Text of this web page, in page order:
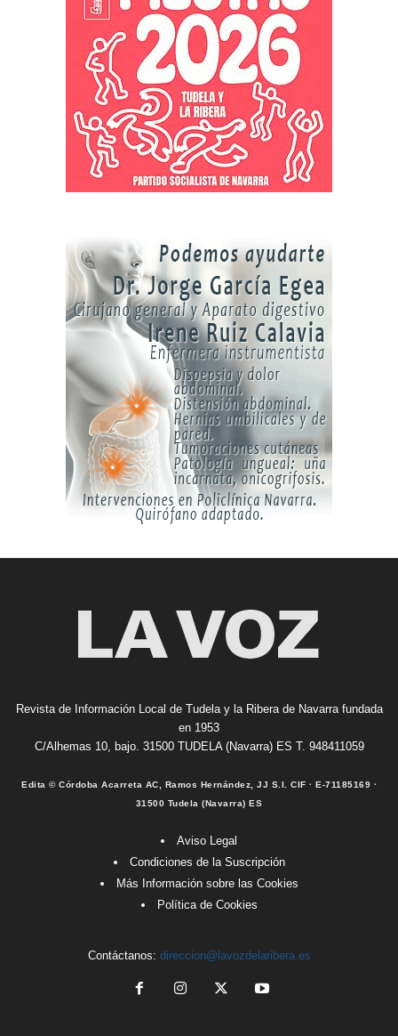
Revista de Información Local de Tudela y la Ribera de Navarra fundada
en 1953
C/Alhemas 10, bajo. 31500 TUDELA (Navarra) ES T. 948411059
Edita © Córdoba Acarreta AC, Ramos Hernández, JJ S.I. CIF · E-71185169 ·
31500 Tudela (Navarra) ES
Aviso Legal
Condiciones de la Suscripción
Más Información sobre las Cookies
Política de Cookies
Contáctanos: direccion@lavozdelaribera.es